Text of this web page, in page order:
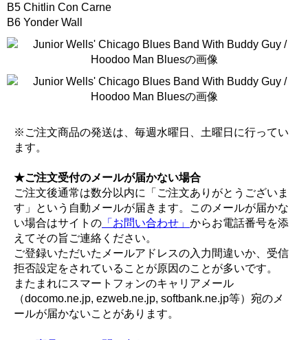
B5 Chitlin Con Carne
B6 Yonder Wall
※ご注文商品の発送は、毎週水曜日、土曜日に行ってい
ます。
★ご注文受付のメールが届かない場合
ご注文後通常は数分以内に「ご注文ありがとうございま
す」という自動メールが届きます。このメールが届かな
い場合はサイトの 「お問い合わせ」 からお電話番号を添
えてその旨ご連絡ください。
ご登録いただいたメールアドレスの入力間違いか、受信
拒否設定をされていることが原因のことが多いです。
またまれにスマートフォンのキャリアメール
（docomo.ne.jp, ezweb.ne.jp, softbank.ne.jp等）宛のメ
ールが届かないことがあります。